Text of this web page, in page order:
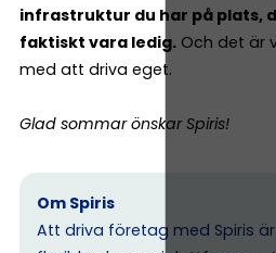
infrastruktur du har på plats,
faktiskt vara ledig. Och det är
med att driva eget.
Glad sommar önskar Spiris!
Om Spiris
Att driva företag med Spiris är